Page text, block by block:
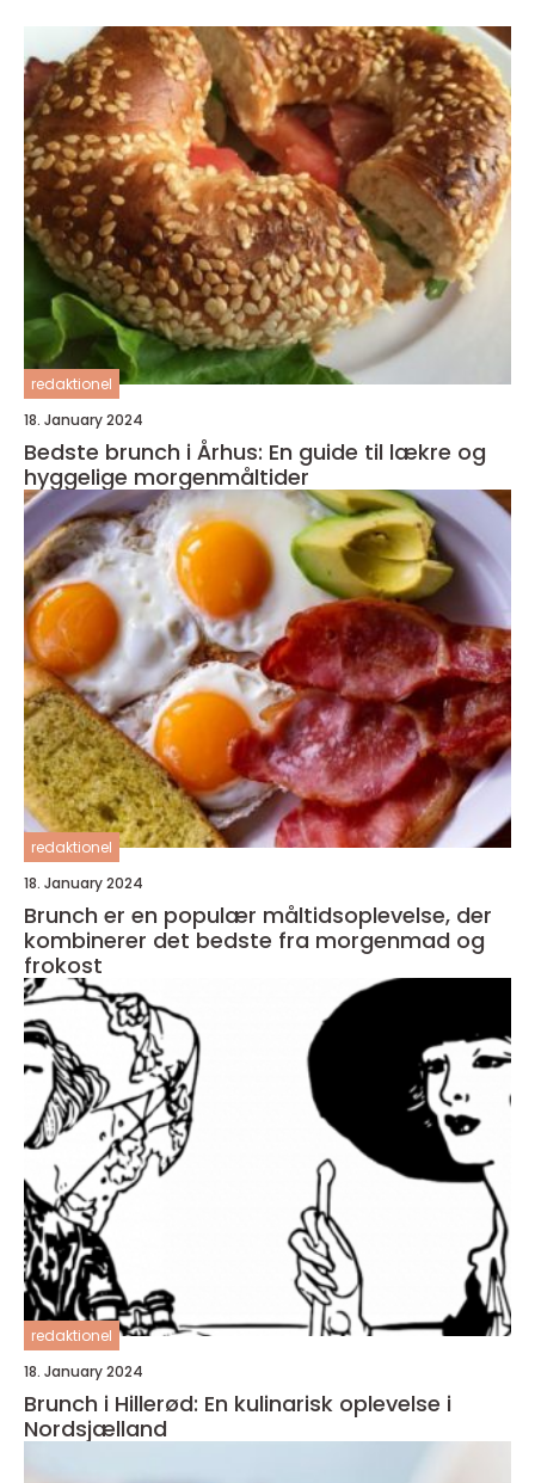
redaktionel
18. January 2024
Bedste brunch i Århus: En guide til lækre og
hyggelige morgenmåltider
redaktionel
18. January 2024
Brunch er en populær måltidsoplevelse, der
kombinerer det bedste fra morgenmad og
frokost
redaktionel
18. January 2024
Brunch i Hillerød: En kulinarisk oplevelse i
Nordsjælland